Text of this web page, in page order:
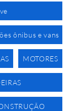
ônibus e vans
MOTORES